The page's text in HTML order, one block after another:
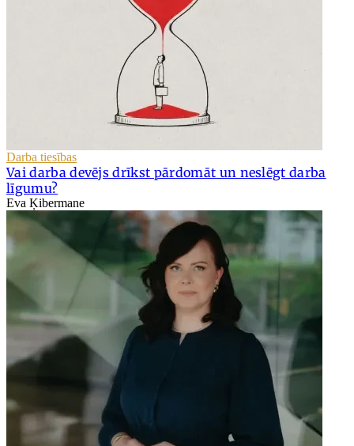
Darba tiesības
Vai darba devējs drīkst pārdomāt un neslēgt darba
līgumu?
Eva Ķibermane